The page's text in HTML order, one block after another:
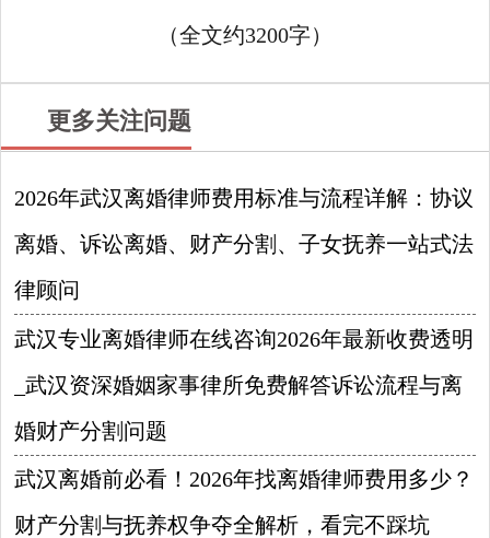
（全文约3200字）
更多关注问题
2026年武汉离婚律师费用标准与流程详解：协议
离婚、诉讼离婚、财产分割、子女抚养一站式法
律顾问
武汉专业离婚律师在线咨询2026年最新收费透明
_武汉资深婚姻家事律所免费解答诉讼流程与离
婚财产分割问题
武汉离婚前必看！2026年找离婚律师费用多少？
财产分割与抚养权争夺全解析，看完不踩坑